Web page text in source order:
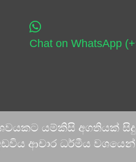
Chat on WhatsApp
යම්කිසි අගතියක්
ධර්මීය වශයෙන්